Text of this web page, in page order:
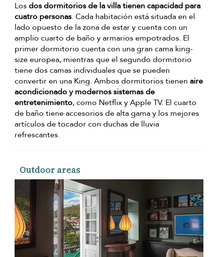
Losdos dormitorios de la villa tienen capacidad para
cuatro personas. Cada habitación está situada en el
lado opuesto de la zona de estar y cuenta con un
amplio cuarto de baño y armarios empotrados. El
primer dormitorio cuenta con una gran cama king-
size europea, mientras que el segundo dormitorio
tiene dos camas individuales que se pueden
convertir en una King. Ambos dormitorios tienen aire
acondicionado y modernos sistemas de
entretenimiento, como Netflix y Apple TV. El cuarto
de baño tiene accesorios de alta gama y los mejores
artículos de tocador con duchas de lluvia
refrescantes.
Outdoor areas